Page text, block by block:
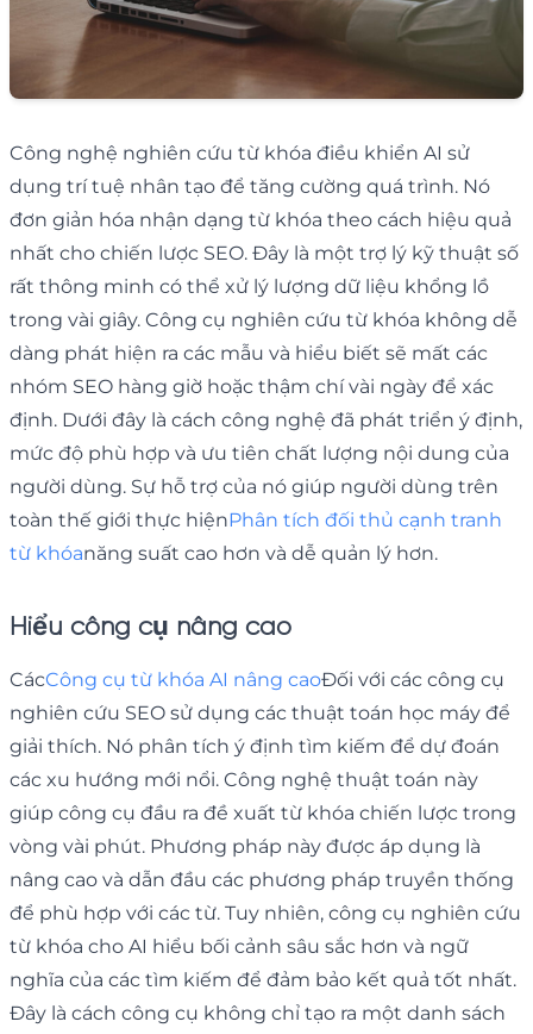
Công nghệ nghiên cứu từ khóa điều khiển AI sử
dụng trí tuệ nhân tạo để tăng cường quá trình. Nó
đơn giản hóa nhận dạng từ khóa theo cách hiệu quả
nhất cho chiến lược SEO. Đây là một trợ lý kỹ thuật số
rất thông minh có thể xử lý lượng dữ liệu khổng lồ
trong vài giây. Công cụ nghiên cứu từ khóa không dễ
dàng phát hiện ra các mẫu và hiểu biết sẽ mất các
nhóm SEO hàng giờ hoặc thậm chí vài ngày để xác
định. Dưới đây là cách công nghệ đã phát triển ý định,
mức độ phù hợp và ưu tiên chất lượng nội dung của
người dùng. Sự hỗ trợ của nó giúp người dùng trên
toàn thế giới thực hiệnPhân tích đối thủ cạnh tranh
từ khóanăng suất cao hơn và dễ quản lý hơn.
Hiểu công cụ nâng cao
CácCông cụ từ khóa AI nâng caoĐối với các công cụ
nghiên cứu SEO sử dụng các thuật toán học máy để
giải thích. Nó phân tích ý định tìm kiếm để dự đoán
các xu hướng mới nổi. Công nghệ thuật toán này
giúp công cụ đầu ra đề xuất từ ​​khóa chiến lược trong
vòng vài phút. Phương pháp này được áp dụng là
nâng cao và dẫn đầu các phương pháp truyền thống
để phù hợp với các từ. Tuy nhiên, công cụ nghiên cứu
từ khóa cho AI hiểu bối cảnh sâu sắc hơn và ngữ
nghĩa của các tìm kiếm để đảm bảo kết quả tốt nhất.
Đây là cách công cụ không chỉ tạo ra một danh sách